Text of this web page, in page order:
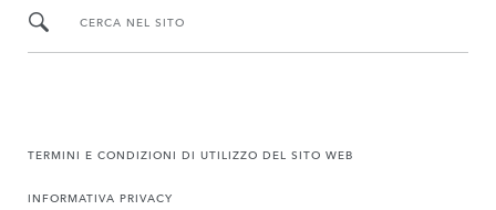
CERCA NEL SITO
TERMINI E CONDIZIONI DI UTILIZZO DEL SITO WEB
INFORMATIVA PRIVACY